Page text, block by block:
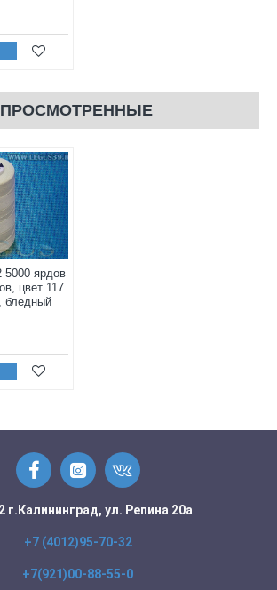
5000 ярдов
цвет 117
бледный
г.Калининград, ул. Репина 20а
+7 (4012)95-70-32
+7(921)00-88-55-0